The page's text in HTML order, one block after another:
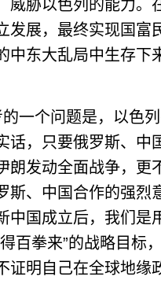
威胁以色列的能力
发展，最终实现国富
中东大乱局中生存下
个问题是，以色列
话，只要俄罗斯、
朗发动全面战争，更
斯、中国合作的强
中国成立后，我们
百拳来”的战略目标
证明自己在全球地